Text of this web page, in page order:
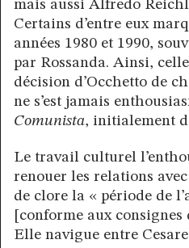
mais aussi Alfredo
Certains d’entre eux
années 1980 et 1990,
par Rossanda. Ainsi,
décision d’Occhetto de
ne s’est jamais
Comunista, initialement
Le travail culturel
renouer les relations
de clore la « période de
[conforme aux consignes
Elle navigue entre